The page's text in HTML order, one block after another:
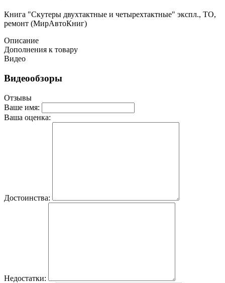
Книга "Скутеры двухтактные и четырехтактные" экспл., ТО,
ремонт (МирАвтоКниг)
Описание
Дополнения к товару
Видео
Видеообзоры
Отзывы
Ваше имя:
Ваша оценка:
Достоинства:
Недостатки: